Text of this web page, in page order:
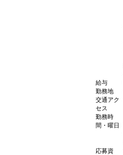
給与
勤務地
交通アク
セス
勤務時
間・曜日
応募資